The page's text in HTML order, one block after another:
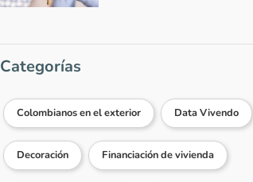
Categorías
Colombianos en el exterior Data Vivendo
Decoración Financiación de vivienda